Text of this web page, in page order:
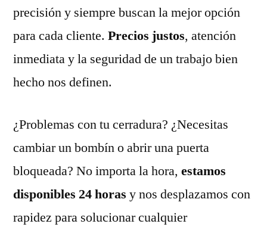
precisión y siempre buscan la mejor opción
para cada cliente. Precios justos, atención
inmediata y la seguridad de un trabajo bien
hecho nos definen.
¿Problemas con tu cerradura? ¿Necesitas
cambiar un bombín o abrir una puerta
bloqueada? No importa la hora, estamos
disponibles 24 horas y nos desplazamos con
rapidez para solucionar cualquier